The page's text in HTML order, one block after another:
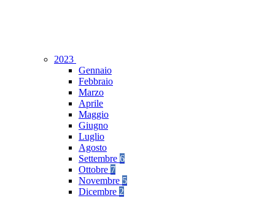
2023
Gennaio
Febbraio
Marzo
Aprile
Maggio
Giugno
Luglio
Agosto
Settembre 6
Ottobre 7
Novembre 5
Dicembre 2